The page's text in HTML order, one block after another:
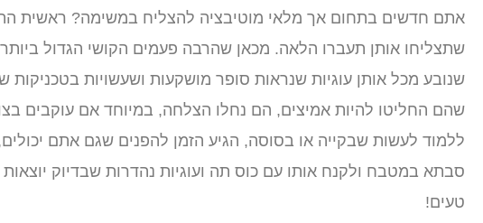
אתם חדשים בתחום אך מלאי מוטיבציה להצליח במשימה? ראשית
שתצליחו אותן תעברו הלאה. מכאן שהרבה פעמים הקושי הגדול
שנובע מכל אותן עוגיות שנראות סופר מושקעות ושעשויות
שהם החליטו להיות אמיצים, הם נחלו הצלחה, במיוחד אם עוקבים
ללמוד לעשות שבקייה או בסוסה, הגיע הזמן להפנים שגם אתם יכולים,
סבתא במטבח ולקנח אותו עם כוס תה ועוגיות נהדרות שבדיוק
טעים!